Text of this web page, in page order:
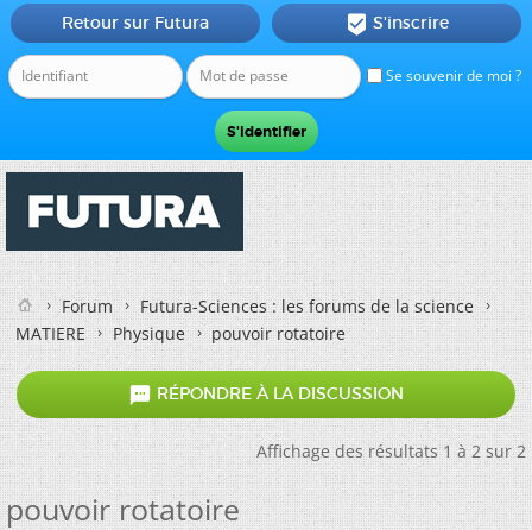
Se souvenir de moi ?
Retour sur Futura  S'inscrire
Forum
Futura-Sciences : les forums de la science
MATIERE
Physique pouvoir rotatoire
 RÉPONDRE À LA DISCUSSION
Affichage des résultats 1 à 2 sur 2
pouvoir rotatoire